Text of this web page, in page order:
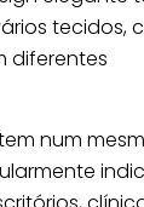
tecidos,
diferentes
num